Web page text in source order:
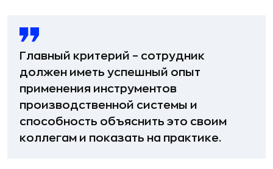
Главный критерий – сотрудник
должен иметь успешный опыт
применения инструментов
производственной системы и
способность объяснить это своим
коллегам и показать на практике.